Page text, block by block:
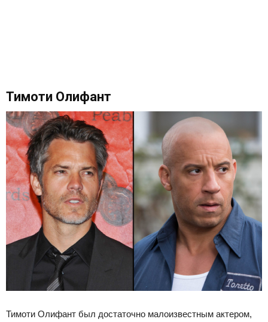
Тимоти Олифант
Тимоти Олифант был достаточно малоизвестным актером,